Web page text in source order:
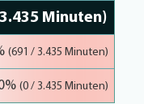
Minuten)
(691 / 3.435 Minuten)
(0 / 3.435 Minuten)